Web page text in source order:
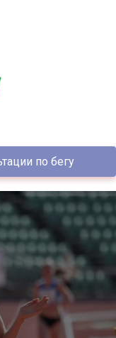
по бегу